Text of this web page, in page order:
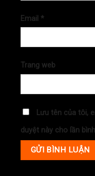
Email *
Trang web
Lưu tên của tôi,
duyệt này cho lần